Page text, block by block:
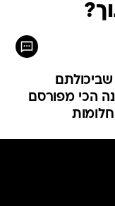
שביכולתם
הכי מפורסם